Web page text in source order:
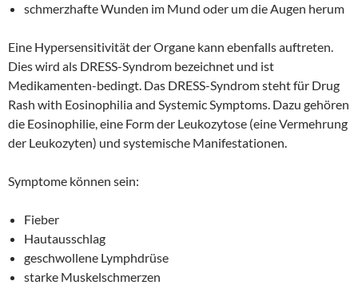
schmerzhafte Wunden im Mund oder um die Augen herum
Eine Hypersensitivität der Organe kann ebenfalls auftreten.
Dies wird als DRESS-Syndrom bezeichnet und ist
Medikamenten-bedingt. Das DRESS-Syndrom steht für Drug
Rash with Eosinophilia and Systemic Symptoms. Dazu gehören
die Eosinophilie, eine Form der Leukozytose (eine Vermehrung
der Leukozyten) und systemische Manifestationen.
Symptome können sein:
Fieber
Hautausschlag
geschwollene Lymphdrüse
starke Muskelschmerzen